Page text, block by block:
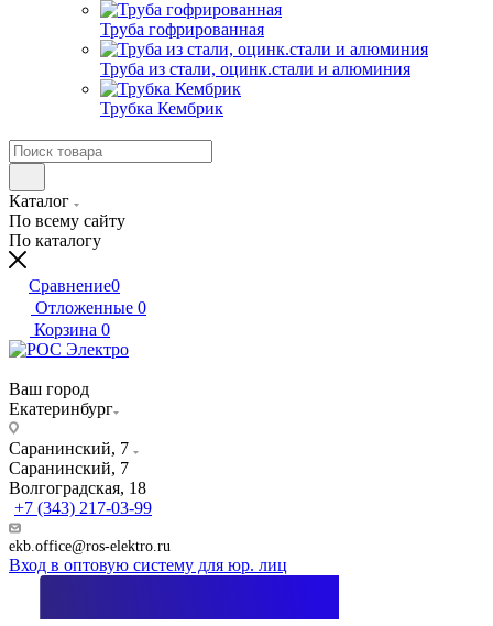
Труба гофрированная
Труба из стали, оцинк.стали и алюминия
Трубка Кембрик
Каталог
По всему сайту
По каталогу
Сравнение0
Отложенные 0
Корзина 0
Ваш город
Екатеринбург
Саранинский, 7
Саранинский, 7
Волгоградская, 18
+7 (343) 217-03-99
ekb.office@ros-elektro.ru
Вход в оптовую систему для юр. лиц